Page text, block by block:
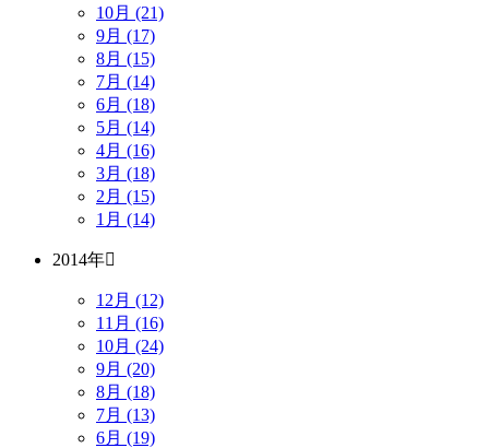
10月 (21)
9月 (17)
8月 (15)
7月 (14)
6月 (18)
5月 (14)
4月 (16)
3月 (18)
2月 (15)
1月 (14)
2014年
12月 (12)
11月 (16)
10月 (24)
9月 (20)
8月 (18)
7月 (13)
6月 (19)